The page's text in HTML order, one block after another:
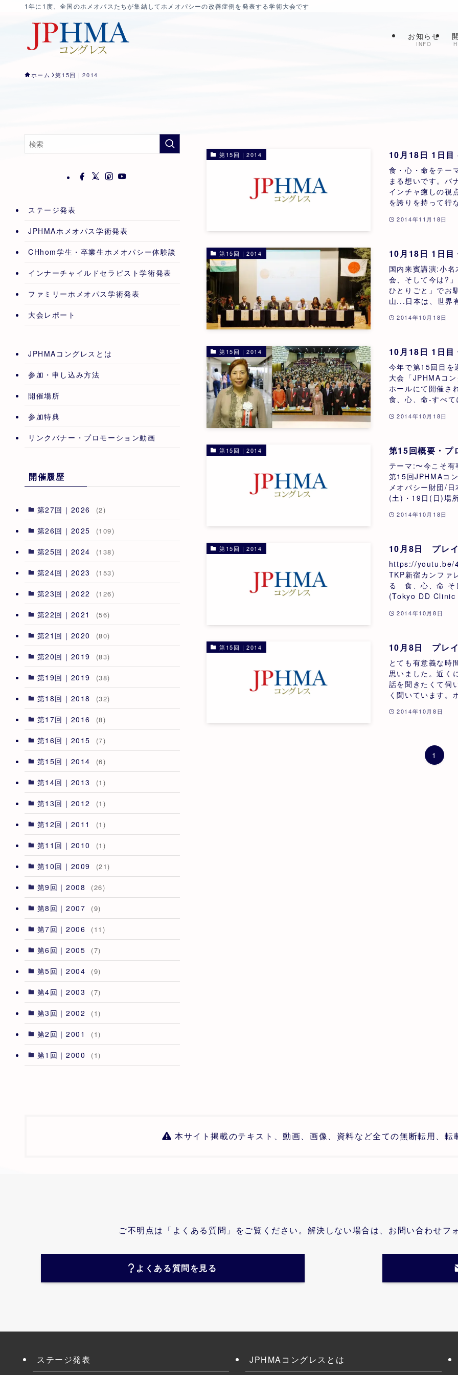
1年に1度、全国のホメオパスたちが集結してホメオパシーの改善症例を発表する学術大会です
お知らせ
INFO
ホーム 第15回｜2014
第15回｜2014 10月18日 1日目
食・心・命をテー
まる想いです。バ
インチャ癒しの視
を誇りを持って行
2014年11月18日
第15回｜2014 10月18日 1日目
国内来賓講演:小
会、そして今は?
ひとりごと」でお
山...日本は、世界
2014年10月18日
第15回｜2014 10月18日 1日目
今年で第15回目を
大会「JPHMAコ
ホールにて開催さ
食、心、命-すべ
2014年10月18日
第15回｜2014 第15回概要・プ
テーマ:〜今こそ
第15回JPHMAコ
メオパシー財団/
(土)・19日(日)場
2014年10月18日
第15回｜2014 10月8日 プレ
https://youtu.be/
TKP新宿カンファ
る 食、心、命 そ
(Tokyo DD Clinic
2014年10月8日
第15回｜2014 10月8日 プレイ
とても有意義な時
思いました。近く
話を聞きたくて伺
く聞いています。
2014年10月8日
1
ステージ発表
JPHMAホメオパス学術発表
CHhom学生・卒業生ホメオパシー体験談
インナーチャイルドセラピスト学術発表
ファミリーホメオパス学術発表
大会レポート
JPHMAコングレスとは
参加・申し込み方法
開催場所
参加特典
リンクバナー・プロモーション動画
開催履歴
第27回｜2026 (2)
第26回｜2025 (109)
第25回｜2024 (138)
第24回｜2023 (153)
第23回｜2022 (126)
第22回｜2021 (56)
第21回｜2020 (80)
第20回｜2019 (83)
第19回｜2019 (38)
第18回｜2018 (32)
第17回｜2016 (8)
第16回｜2015 (7)
第15回｜2014 (6)
第14回｜2013 (1)
第13回｜2012 (1)
第12回｜2011 (1)
第11回｜2010 (1)
第10回｜2009 (21)
第9回｜2008 (26)
第8回｜2007 (9)
第7回｜2006 (11)
第6回｜2005 (7)
第5回｜2004 (9)
第4回｜2003 (7)
第3回｜2002 (1)
第2回｜2001 (1)
第1回｜2000 (1)
本サイト掲載のテキスト、動画、画像、資料など全ての無断転用、転
ご不明点は「よくある質問」をご覧ください。解決しない場合は、お問い合わせフ
よくある質問を見る
ステージ発表 JPHMAコングレスとは